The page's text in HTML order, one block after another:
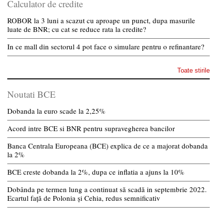
Calculator de credite
ROBOR la 3 luni a scazut cu aproape un punct, dupa masurile
luate de BNR; cu cat se reduce rata la credite?
In ce mall din sectorul 4 pot face o simulare pentru o refinantare?
Toate stirile
Noutati BCE
Dobanda la euro scade la 2,25%
Acord intre BCE si BNR pentru supravegherea bancilor
Banca Centrala Europeana (BCE) explica de ce a majorat dobanda
la 2%
BCE creste dobanda la 2%, dupa ce inflatia a ajuns la 10%
Dobânda pe termen lung a continuat să scadă in septembrie 2022.
Ecartul față de Polonia și Cehia, redus semnificativ